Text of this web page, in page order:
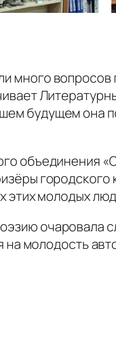
много
будущем она
объединения
этих молодых
очаровала
на молодость